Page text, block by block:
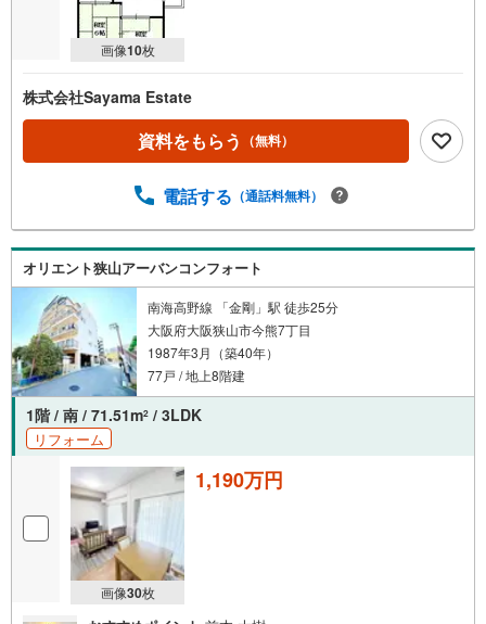
画像10枚
株式会社Sayama Estate
資料をもらう （無料）
電話する （通話料無料）
オリエント狭山アーバンコンフォート
南海高野線 「金剛」駅 徒歩25分
大阪府大阪狭山市今熊7丁目
1987年3月（築40年）
77戸 / 地上8階建
1階 / 南 / 71.51m2 / 3LDK
リフォーム
画像30枚
1,190万円